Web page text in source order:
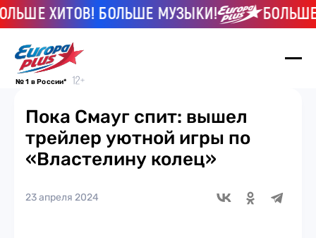
ХИТОВ! БОЛЬШЕ МУЗЫКИ! БОЛЬШЕ
№ 1 в России*
Пока Смауг спит: вышел
трейлер уютной игры по
«Властелину колец»
23 апреля 2024